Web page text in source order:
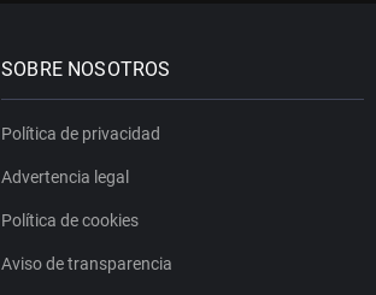
SOBRE NOSOTROS
Política de privacidad
Advertencia legal
Política de cookies
Aviso de transparencia